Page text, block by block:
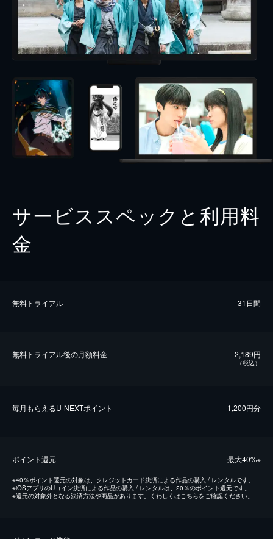
サービススペックと利用料
金
無料トライアル 31日間
無料トライアル後の⽉額料金 2,189円
（税込）
毎⽉もらえるU-NEXTポイント 1,200円分
ポイント還元 最⼤40%※
※40％ポイント還元の対象は、クレジットカード決済による作品の購入 / レンタルです。
※iOSアプリのUコイン決済による作品の購入 / レンタルは、20％のポイント還元です。
※還元の対象外となる決済方法や商品があります。くわしくは こちらをご確認ください。